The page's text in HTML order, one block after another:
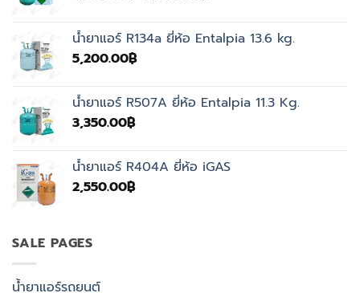
4,500.00฿.3,350.00฿.
น้ำยาแอร์ R134a ยี่ห้อ Entalpia 13.6 kg.
5,200.00฿
น้ำยาแอร์ R507A ยี่ห้อ Entalpia 11.3 Kg.
3,350.00฿
น้ำยาแอร์ R404A ยี่ห้อ iGAS
2,550.00฿
SALE PAGES
น้ำยาแอร์รถยนต์